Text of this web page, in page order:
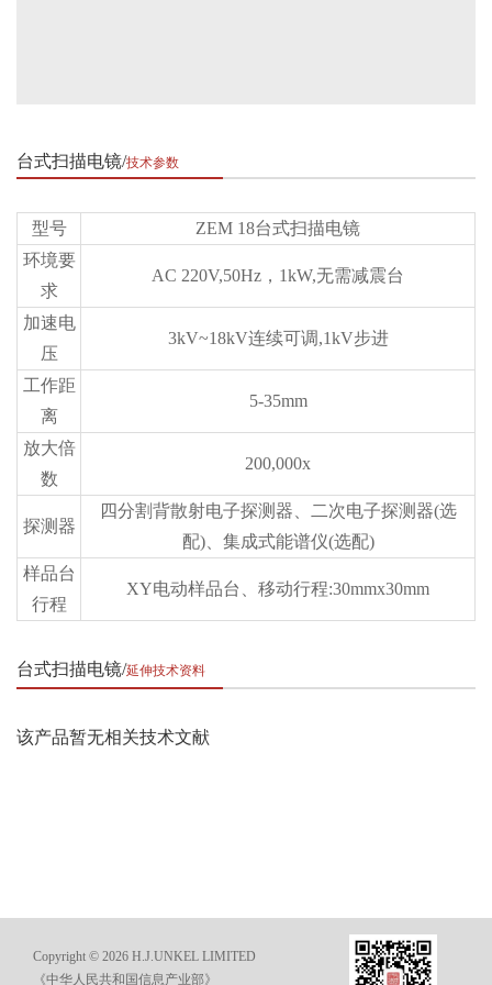
台式扫描电镜 技术参数
型号
ZEM 18台式扫描电镜
环境要
求
AC 220V,50Hz，1kW,无需减震台
加速电
压
3kV~18kV连续可调,1kV步进
工作距
离
5-35mm
放大倍
数
200,000x
探测器
四分割背散射电子探测器、二次电子探测器(选
配)、集成式能谱仪(选配)
样品台
行程
XY电动样品台、移动行程:30mmx30mm
台式扫描电镜 延伸技术资料
该产品暂无相关技术文献
Copyright © 2026 H.J.UNKEL LIMITED
《中华人民共和国信息产业部》